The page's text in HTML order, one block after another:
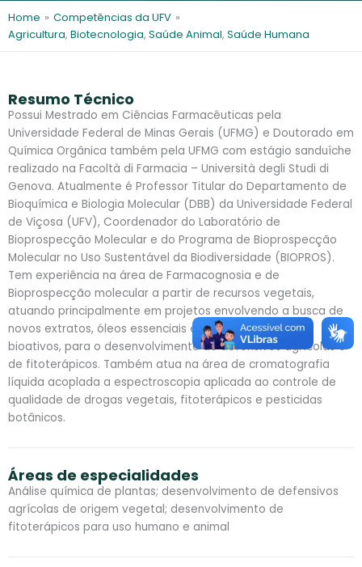
l e
s
Home » Competências da UFV »
Agricultura, Biotecnologia, Saúde Animal, Saúde Humana
Resumo Técnico
Possui Mestrado em Ciências Farmacêuticas pela
Universidade Federal de Minas Gerais (UFMG) e Doutorado em
Química Orgânica também pela UFMG com estágio sanduíche
realizado na Facoltà di Farmacia – Università degli Studi di
Genova. Atualmente é Professor Titular do Departamento de
Bioquímica e Biologia Molecular (DBB) da Universidade Federal
de Viçosa (UFV), Coordenador do Laboratório de
Bioprospecção Molecular e do Programa de Bioprospecção
Molecular no Uso Sustentável da Biodiversidade (BIOPROS).
Tem experiência na área de Farmacognosia e de
Bioprospecção molecular a partir de recursos vegetais,
atuando principalmente em projetos envolvendo a busca de
novos extratos, óleos essenciais e produtos naturais
bioativos, para o desenvolvimento de defensivos agrícolas e
de fitoterápicos. Também atua na área de cromatografia
líquida acoplada a espectroscopia aplicada ao controle de
qualidade de drogas vegetais, fitoterápicos e pesticidas
botânicos.
Áreas de especialidades
Análise química de plantas; desenvolvimento de defensivos
agrícolas de origem vegetal; desenvolvimento de
fitoterápicos para uso humano e animal